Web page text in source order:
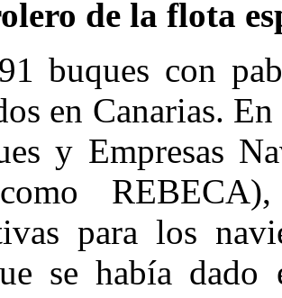
de la flota
buques con
en Canarias.
y Empresas
para los
se había dado